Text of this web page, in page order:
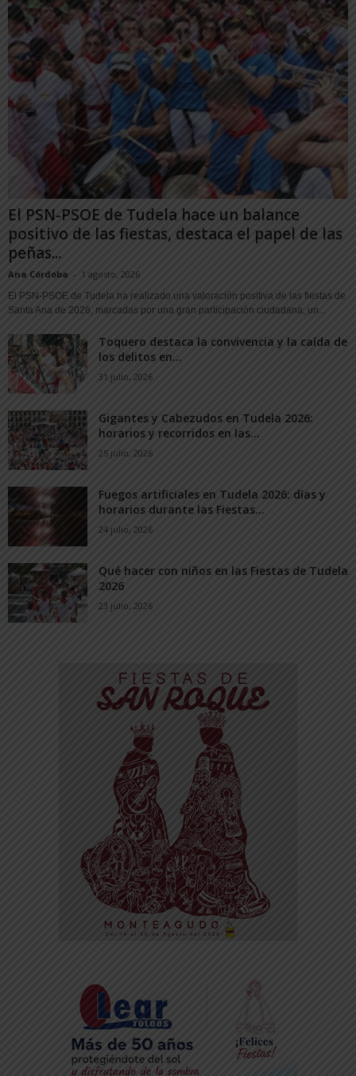
El PSN-PSOE de Tudela hace un balance
positivo de las fiestas, destaca el papel de las
peñas...
Ana Córdoba - 1 agosto, 2026
El PSN-PSOE de Tudela ha realizado una valoración positiva de las fiestas de
Santa Ana de 2026, marcadas por una gran participación ciudadana, un...
Toquero destaca la convivencia y la caída de
los delitos en...
31 julio, 2026
Gigantes y Cabezudos en Tudela 2026:
horarios y recorridos en las...
25 julio, 2026
Fuegos artificiales en Tudela 2026: días y
horarios durante las Fiestas...
24 julio, 2026
Qué hacer con niños en las Fiestas de Tudela
2026
23 julio, 2026